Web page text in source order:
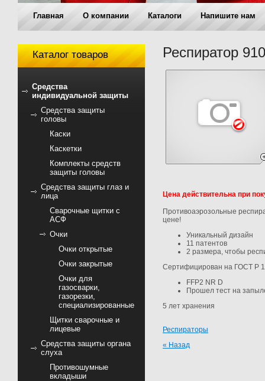
Главная O компании Каталоги Напишите нам
Каталог товаров
Средства
индивидуальной защиты
Средства защиты
головы
Каски
Каскетки
Комплекты средств
защиты головы
Средства защиты глаз и
лица
Сварочные щитки с
АСФ
Очки
Очки открытые
Очки закрытые
Очки для
газосварки,
газорезки,
специализированные
Щитки сварочные и
лицевые
Средства защиты органа
слуха
Противошумные
вкладыши
Респиратор
Цена действительна при
Противоаэрозольные
цене!
Уникальный дизайн
11 патентов
2 размера, чтобы
Сертифицирован на ГОСТ Р
FFP2 NR D
Прошел тест на
5 лет хранения
Респираторы
« Назад